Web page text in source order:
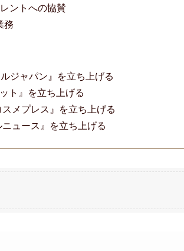
ントへの協賛
務
ジャパン』を立ち上げる
ト』を立ち上げる
メプレス』を立ち上げる
ュース』を立ち上げる